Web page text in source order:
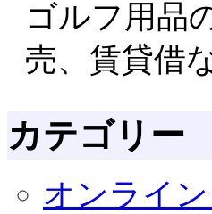
ゴルフ用品
売、賃貸借
カテゴリー
オンライ